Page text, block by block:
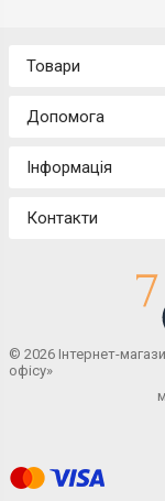
Товари
Допомога
Інформація
Контакти
© 2026 Інтернет-
офісу»